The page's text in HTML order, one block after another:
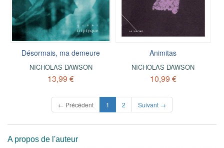
Désormais, ma demeure
NICHOLAS DAWSON
13,99 €
Animitas
NICHOLAS DAWSON
10,99 €
← Précédent 1 (current)
2 Suivant →
A propos de l'auteur